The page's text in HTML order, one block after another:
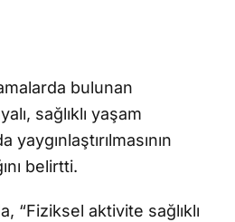
bulunan
sağlıklı yaşam
belirtti.
“Fiziksel aktivite sağlıklı